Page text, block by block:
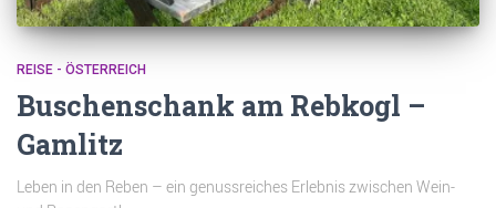
REISE - ÖSTERREICH
Buschenschank am Rebkogl –
Gamlitz
Leben in den Reben – ein genussreiches Erlebnis zwischen Wein-